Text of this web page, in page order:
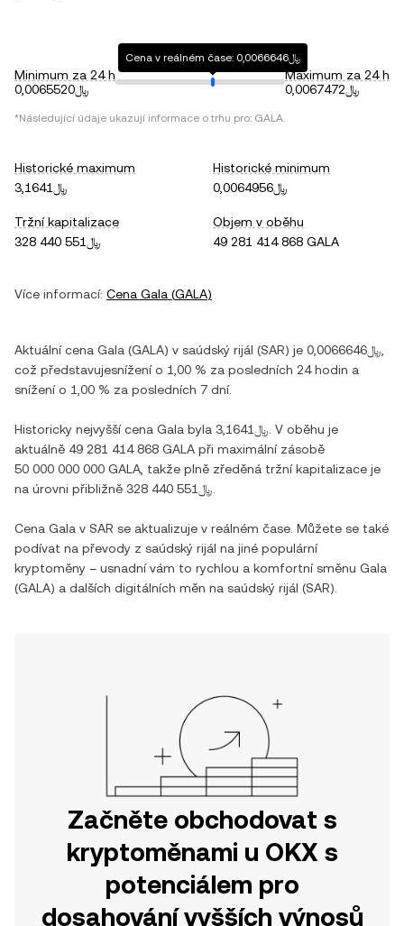
Minimum za 24 h
﷼0,0065520
Cena v reálném čase: ﷼0,0066646
Maximum za 24 h
﷼0,0067472
*Následující údaje ukazují informace o trhu pro: GALA.
Historické maximum
﷼3,1641
Historické minimum
﷼0,0064956
Tržní kapitalizace
﷼328 440 551
Objem v oběhu
49 281 414 868 GALA
Více informací: Cena Gala (GALA)
Aktuální cena Gala (GALA) v saúdský rijál (SAR) je ﷼0,0066646
což představujesníženío 1,00 % za posledních 24 hodin a
sníženío 1,00 % za posledních 7 dní.
Historicky nejvyšší cena Gala byla ﷼3,1641 . V oběhu je
aktuálně 49 281 414 868 GALA při maximální zásobě
50 000 000 000 GALA , takže plně zředěná tržní kapitalizace je
na úrovni přibližně
﷼328 440 551
Cena Gala v SAR se aktualizuje v reálném čase. Můžete se také
podívat na převody z saúdský rijál na jiné populární
kryptoměny – usnadní vám to rychlou a komfortní směnu Gala
(GALA) a dalších digitálních měn na saúdský rijál (SAR).
Začněte obchodovat s
kryptoměnami u OKX s
potenciálem pro
dosahování vyšších výnosů